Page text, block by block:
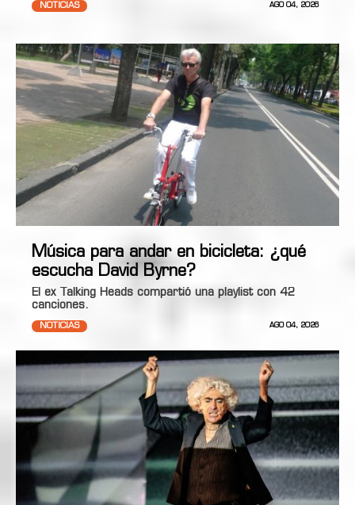
NOTICIAS AGO 04, 2026
Música para andar en bicicleta: ¿qué
escucha David Byrne?
El ex Talking Heads compartió una playlist con 42
canciones.
NOTICIAS AGO 04, 2026